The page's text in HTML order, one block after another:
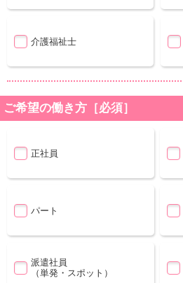
介護福祉士
ご希望の働き方［必須］
正社員
パート
派遣社員
（単発・スポット）